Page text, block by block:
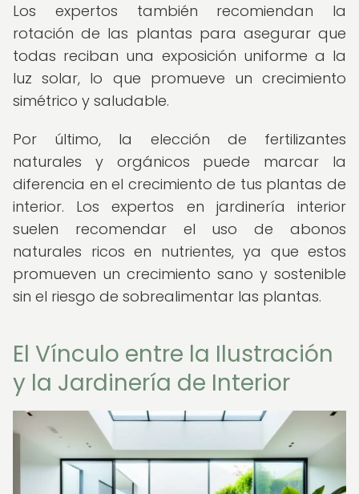
Los expertos también recomiendan la
rotación de las plantas para asegurar que
todas reciban una exposición uniforme a la
luz solar, lo que promueve un crecimiento
simétrico y saludable.
Por último, la elección de fertilizantes
naturales y orgánicos puede marcar la
diferencia en el crecimiento de tus plantas de
interior. Los expertos en jardinería interior
suelen recomendar el uso de abonos
naturales ricos en nutrientes, ya que estos
promueven un crecimiento sano y sostenible
sin el riesgo de sobrealimentar las plantas.
El Vínculo entre la Ilustración
y la Jardinería de Interior